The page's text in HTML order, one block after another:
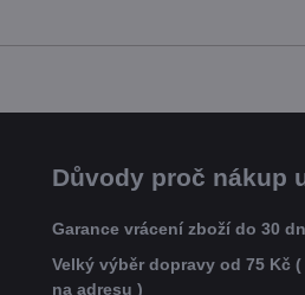
Důvody proč nákup
Garance vrácení zboží do 30
Velký výběr dopravy od 75 Kč
na adresu )